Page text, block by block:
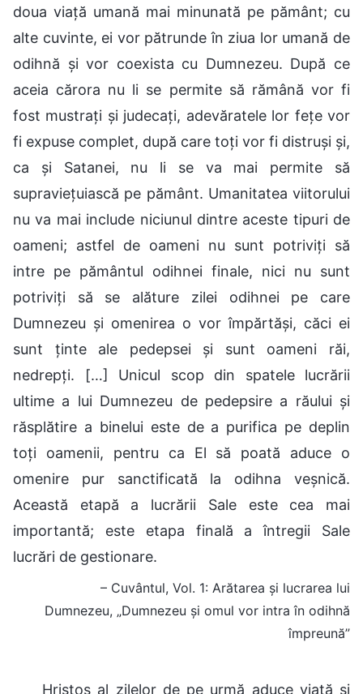
doua viață umană mai minunată pe pământ; cu
alte cuvinte, ei vor pătrunde în ziua lor umană de
odihnă și vor coexista cu Dumnezeu. După ce
aceia cărora nu li se permite să rămână vor fi
fost mustrați și judecați, adevăratele lor fețe vor
fi expuse complet, după care toți vor fi distruși și,
ca și Satanei, nu li se va mai permite să
supraviețuiască pe pământ. Umanitatea viitorului
nu va mai include niciunul dintre aceste tipuri de
oameni; astfel de oameni nu sunt potriviți să
intre pe pământul odihnei finale, nici nu sunt
potriviți să se alăture zilei odihnei pe care
Dumnezeu și omenirea o vor împărtăși, căci ei
sunt ținte ale pedepsei și sunt oameni răi,
nedrepți. […] Unicul scop din spatele lucrării
ultime a lui Dumnezeu de pedepsire a răului și
răsplătire a binelui este de a purifica pe deplin
toți oamenii, pentru ca El să poată aduce o
omenire pur sanctificată la odihna veșnică.
Această etapă a lucrării Sale este cea mai
importantă; este etapa finală a întregii Sale
lucrări de gestionare.
– Cuvântul, Vol. 1: Arătarea și lucrarea lui
Dumnezeu, „Dumnezeu și omul vor intra în odihnă
împreună”
Hristos al zilelor de pe urmă aduce viață și